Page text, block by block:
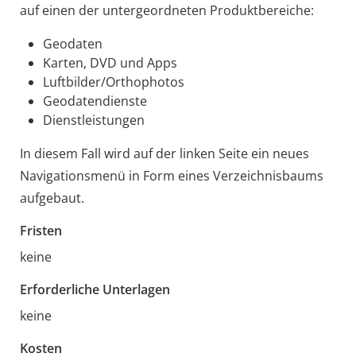
auf einen der untergeordneten Produktbereiche:
Geodaten
Karten, DVD und Apps
Luftbilder/Orthophotos
Geodatendienste
Dienstleistungen
In diesem Fall wird auf der linken Seite ein neues
Navigationsmenü in Form eines Verzeichnisbaums
aufgebaut.
Fristen
keine
Erforderliche Unterlagen
keine
Kosten